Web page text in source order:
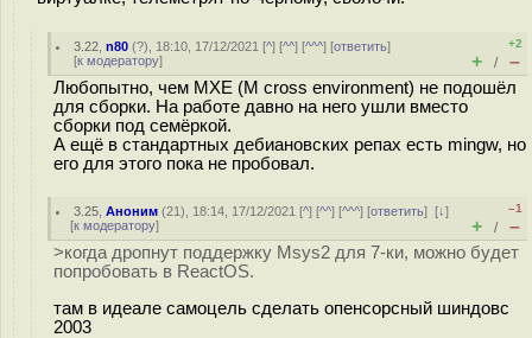
3.22 ,n80 (?), 18:10, 17/12/2021 [^] [^^] [^^^] [ответить]
[к модератору]
+2
+ / –
Любопытно, чем MXE (M cross environment) не подошёл
для сборки. На работе давно на него ушли вместо
сборки под семёркой.
А ещё в стандартных дебиановских репах есть mingw, но
его для этого пока не пробовал.
3.25 ,Аноним (21), 18:14, 17/12/2021 [^] [^^] [^^^] [ответить][↓]
[к модератору]
–1
+ / –
>когда дропнут поддержку Msys2 для 7-ки, можно будет
попробовать в ReactOS.
там в идеале самоцель сделать опенсорсный шиндовс
2003